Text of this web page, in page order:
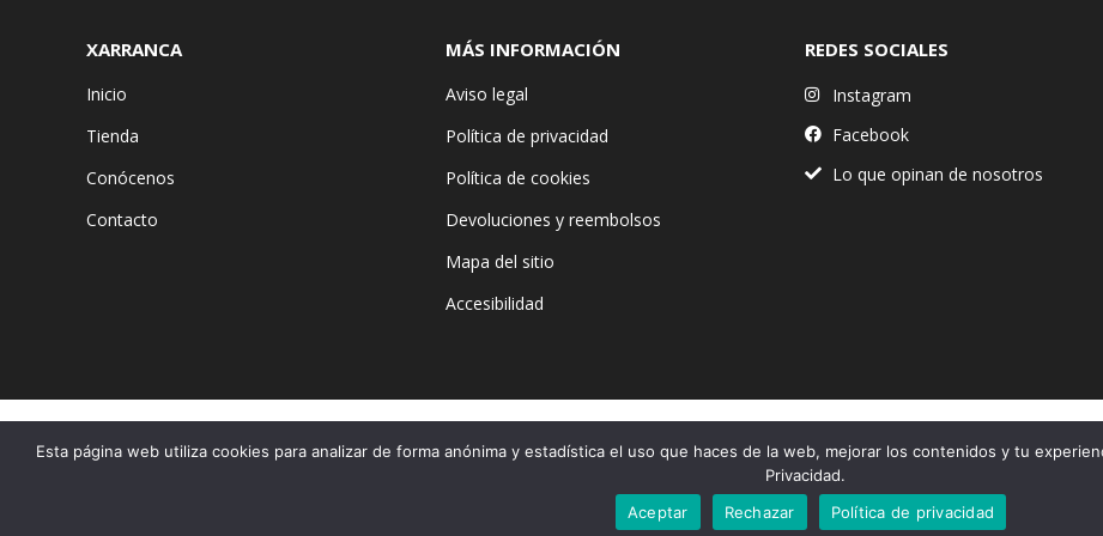
XARRANCA
Inicio
Tienda
Conócenos
Contacto
MÁS INFORMACIÓN
Aviso legal
Política de privacidad
Política de cookies
Devoluciones y reembolsos
Mapa del sitio
Accesibilidad
REDES SOCIALES
Instagram
Facebook
Lo que opinan de nosotros
Financiado por la Unión Europea – NextGenerationEU
Esta página web utiliza cookies para analizar de forma anónima y estadística el uso que haces de la web, mejorar los contenidos y tu
Privacidad.
Aceptar
Rechazar Política de privacidad